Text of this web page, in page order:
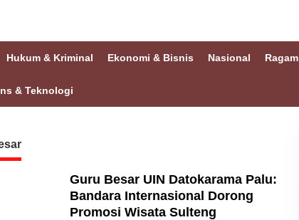
Hukum & Kriminal Ekonomi & Bisnis Nasional Ragam
& Teknologi
Guru Besar UIN Datokarama Palu:
Bandara Internasional Dorong
Promosi Wisata Sulteng